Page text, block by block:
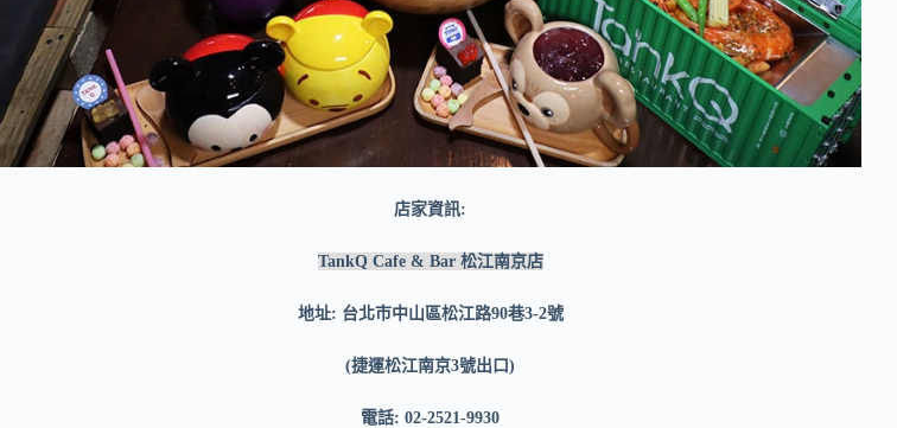
店家資訊:
TankQ Cafe & Bar 松江南京店
地址: 台北市中山區松江路90巷3-2號
(捷運松江南京3號出口)
電話: 02-2521-9930